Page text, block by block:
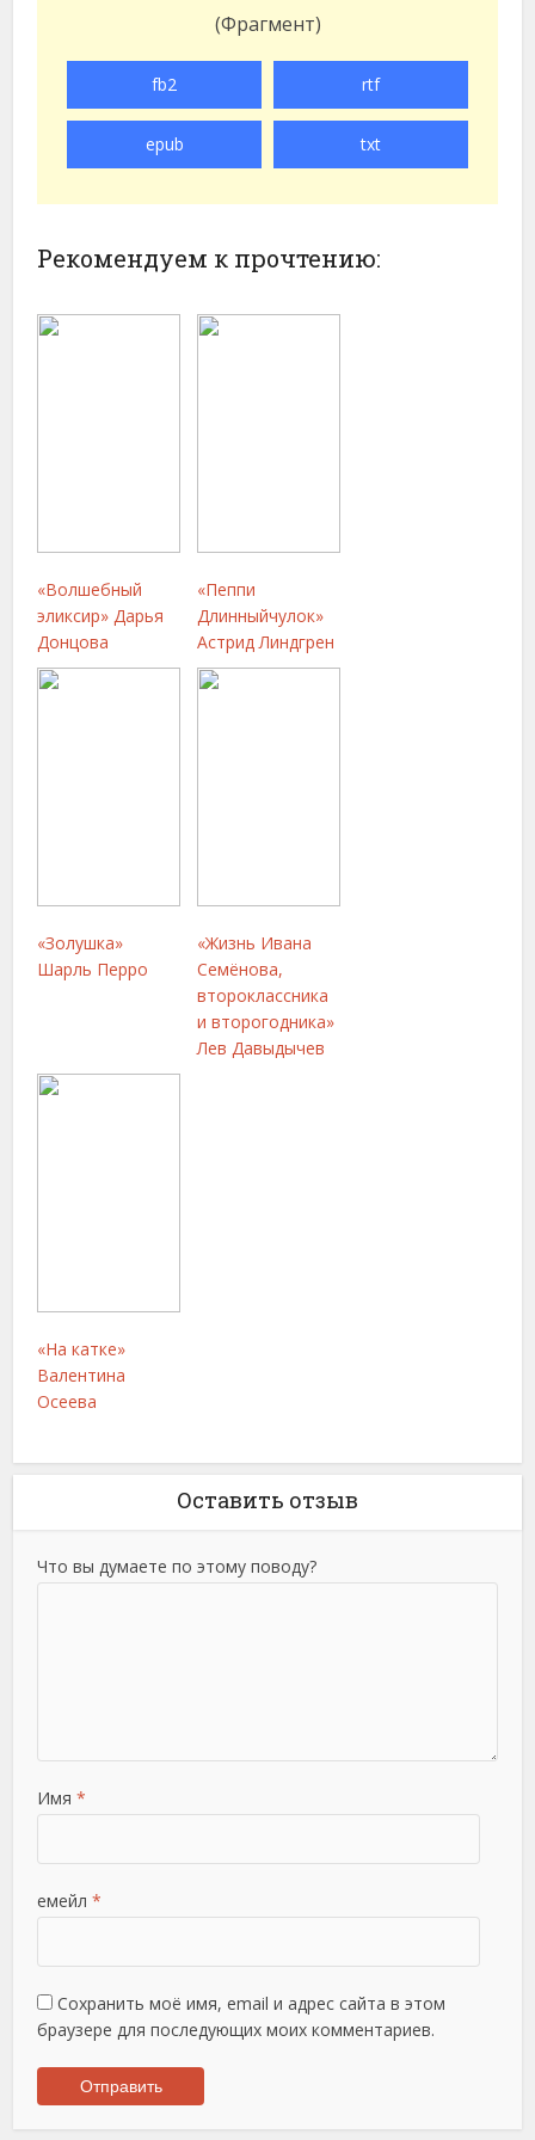
(Фрагмент)
fb2 rtf
epub txt
Рекомендуем к прочтению:
«Волшебный
эликсир» Дарья
Донцова
«Пеппи
Длинныйчулок»
Астрид Линдгрен
«Золушка»
Шарль Перро
«Жизнь Ивана
Семёнова,
второклассника
и второгодника»
Лев Давыдычев
«На катке»
Валентина
Осеева
Оставить отзыв
Что вы думаете по этому поводу?
Имя *
емейл *
Сохранить моё имя, email и адрес сайта в этом
браузере для последующих моих комментариев.